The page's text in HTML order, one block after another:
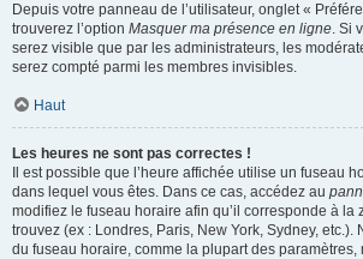
Depuis votre panneau de l’utilisateur, onglet «
trouverez l’option Masquer ma présence en ligne. Si
serez visible que par les administrateurs, les
serez compté parmi les membres invisibles.
Haut
Les heures ne sont pas correctes !
Il est possible que l’heure affichée utilise un fuseau
dans lequel vous êtes. Dans ce cas, accédez au
modifiez le fuseau horaire afin qu’il corresponde à la
trouvez (ex : Londres, Paris, New York, Sydney, etc.).
du fuseau horaire, comme la plupart des paramètres,